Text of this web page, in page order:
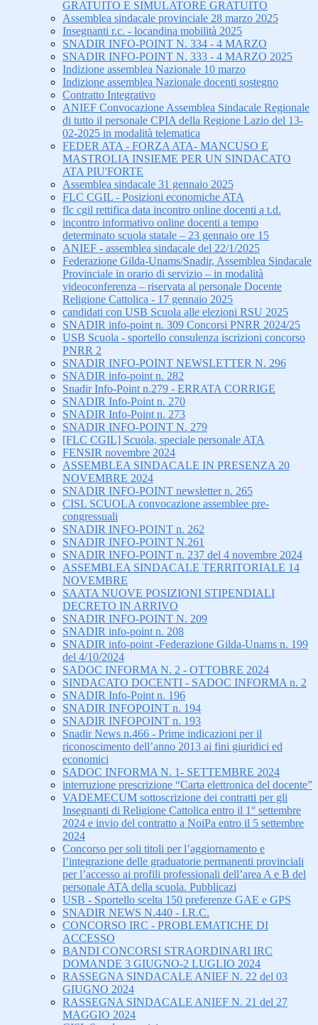
GRATUITO E SIMULATORE GRATUITO
Assemblea sindacale provinciale 28 marzo 2025
Insegnanti r.c. - locandina mobilità 2025
SNADIR INFO-POINT N. 334 - 4 MARZO
SNADIR INFO-POINT N. 333 - 4 MARZO 2025
Indizione assemblea Nazionale 10 marzo
Indizione assemblea Nazionale docenti sostegno
Contratto Integrativo
ANIEF Convocazione Assemblea Sindacale Regionale
di tutto il personale CPIA della Regione Lazio del 13-
02-2025 in modalità telematica
FEDER ATA - FORZA ATA- MANCUSO E
MASTROLIA INSIEME PER UN SINDACATO
ATA PIU'FORTE
Assemblea sindacale 31 gennaio 2025
FLC CGIL - Posizioni economiche ATA
flc cgil rettifica data incontro online docenti a t.d.
incontro informativo online docenti a tempo
determinato scuola statale – 23 gennaio ore 15
ANIEF - assemblea sindacale del 22/1/2025
Federazione Gilda-Unams/Snadir, Assemblea Sindacale
Provinciale in orario di servizio – in modalità
videoconferenza – riservata al personale Docente
Religione Cattolica - 17 gennaio 2025
candidati con USB Scuola alle elezioni RSU 2025
SNADIR info-point n. 309 Concorsi PNRR 2024/25
USB Scuola - sportello consulenza iscrizioni concorso
PNRR 2
SNADIR INFO-POINT NEWSLETTER N. 296
SNADIR info-point n. 282
Snadir Info-Point n.279 - ERRATA CORRIGE
SNADIR Info-Point n. 270
SNADIR Info-Point n. 273
SNADIR INFO-POINT N. 279
[FLC CGIL] Scuola, speciale personale ATA
FENSIR novembre 2024
ASSEMBLEA SINDACALE IN PRESENZA 20
NOVEMBRE 2024
SNADIR INFO-POINT newsletter n. 265
CISL SCUOLA convocazione assemblee pre-
congressuali
SNADIR INFO-POINT n. 262
SNADIR INFO-POINT N.261
SNADIR INFO-POINT n. 237 del 4 novembre 2024
ASSEMBLEA SINDACALE TERRITORIALE 14
NOVEMBRE
SAATA NUOVE POSIZIONI STIPENDIALI
DECRETO IN ARRIVO
SNADIR INFO-POINT N. 209
SNADIR info-point n. 208
SNADIR info-point -Federazione Gilda-Unams n. 199
del 4/10/2024
SADOC INFORMA N. 2 - OTTOBRE 2024
SINDACATO DOCENTI - SADOC INFORMA n. 2
SNADIR Info-Point n. 196
SNADIR INFOPOINT n. 194
SNADIR INFOPOINT n. 193
Snadir News n.466 - Prime indicazioni per il
riconoscimento dell’anno 2013 ai fini giuridici ed
economici
SADOC INFORMA N. 1- SETTEMBRE 2024
interruzione prescrizione “Carta elettronica del docente”
VADEMECUM sottoscrizione dei contratti per gli
Insegnanti di Religione Cattolica entro il 1° settembre
2024 e invio del contratto a NoiPa entro il 5 settembre
2024
Concorso per soli titoli per l’aggiornamento e
l’integrazione delle graduatorie permanenti provinciali
per l’accesso ai profili professionali dell’area A e B del
personale ATA della scuola. Pubblicazi
USB - Sportello scelta 150 preferenze GAE e GPS
SNADIR NEWS N.440 - I.R.C.
CONCORSO IRC - PROBLEMATICHE DI
ACCESSO
BANDI CONCORSI STRAORDINARI IRC
DOMANDE 3 GIUGNO-2 LUGLIO 2024
RASSEGNA SINDACALE ANIEF N. 22 del 03
GIUGNO 2024
RASSEGNA SINDACALE ANIEF N. 21 del 27
MAGGIO 2024